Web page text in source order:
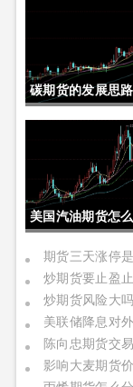
碳期货的发展思
中国的发展)
美国汽油期货怎
油期货价格)
陈向忠期货交